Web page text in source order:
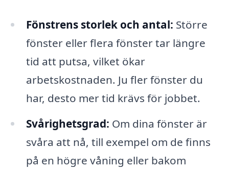
Fönstrens storlek och antal: Större
fönster eller flera fönster tar längre
tid att putsa, vilket ökar
arbetskostnaden. Ju fler fönster du
har, desto mer tid krävs för jobbet.
Svårighetsgrad: Om dina fönster är
svåra att nå, till exempel om de finns
på en högre våning eller bakom